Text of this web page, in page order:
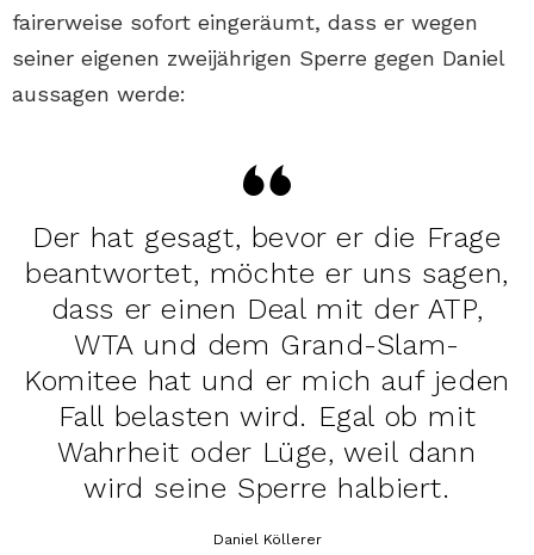
fairerweise sofort eingeräumt, dass er wegen
seiner eigenen zweijährigen Sperre gegen Daniel
aussagen werde:
Der hat gesagt, bevor er die Frage
beantwortet, möchte er uns sagen,
dass er einen Deal mit der ATP,
WTA und dem Grand-Slam-
Komitee hat und er mich auf jeden
Fall belasten wird. Egal ob mit
Wahrheit oder Lüge, weil dann
wird seine Sperre halbiert.
Daniel Köllerer